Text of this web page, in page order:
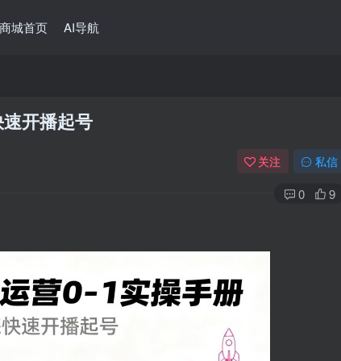
商城首页 AI导航
开播起号
关注 私信
0 9